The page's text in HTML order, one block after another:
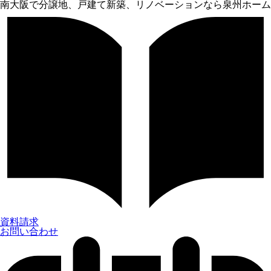
南大阪で分譲地、戸建て新築、リノベーションなら泉州ホーム
資料請求
お問い合わせ